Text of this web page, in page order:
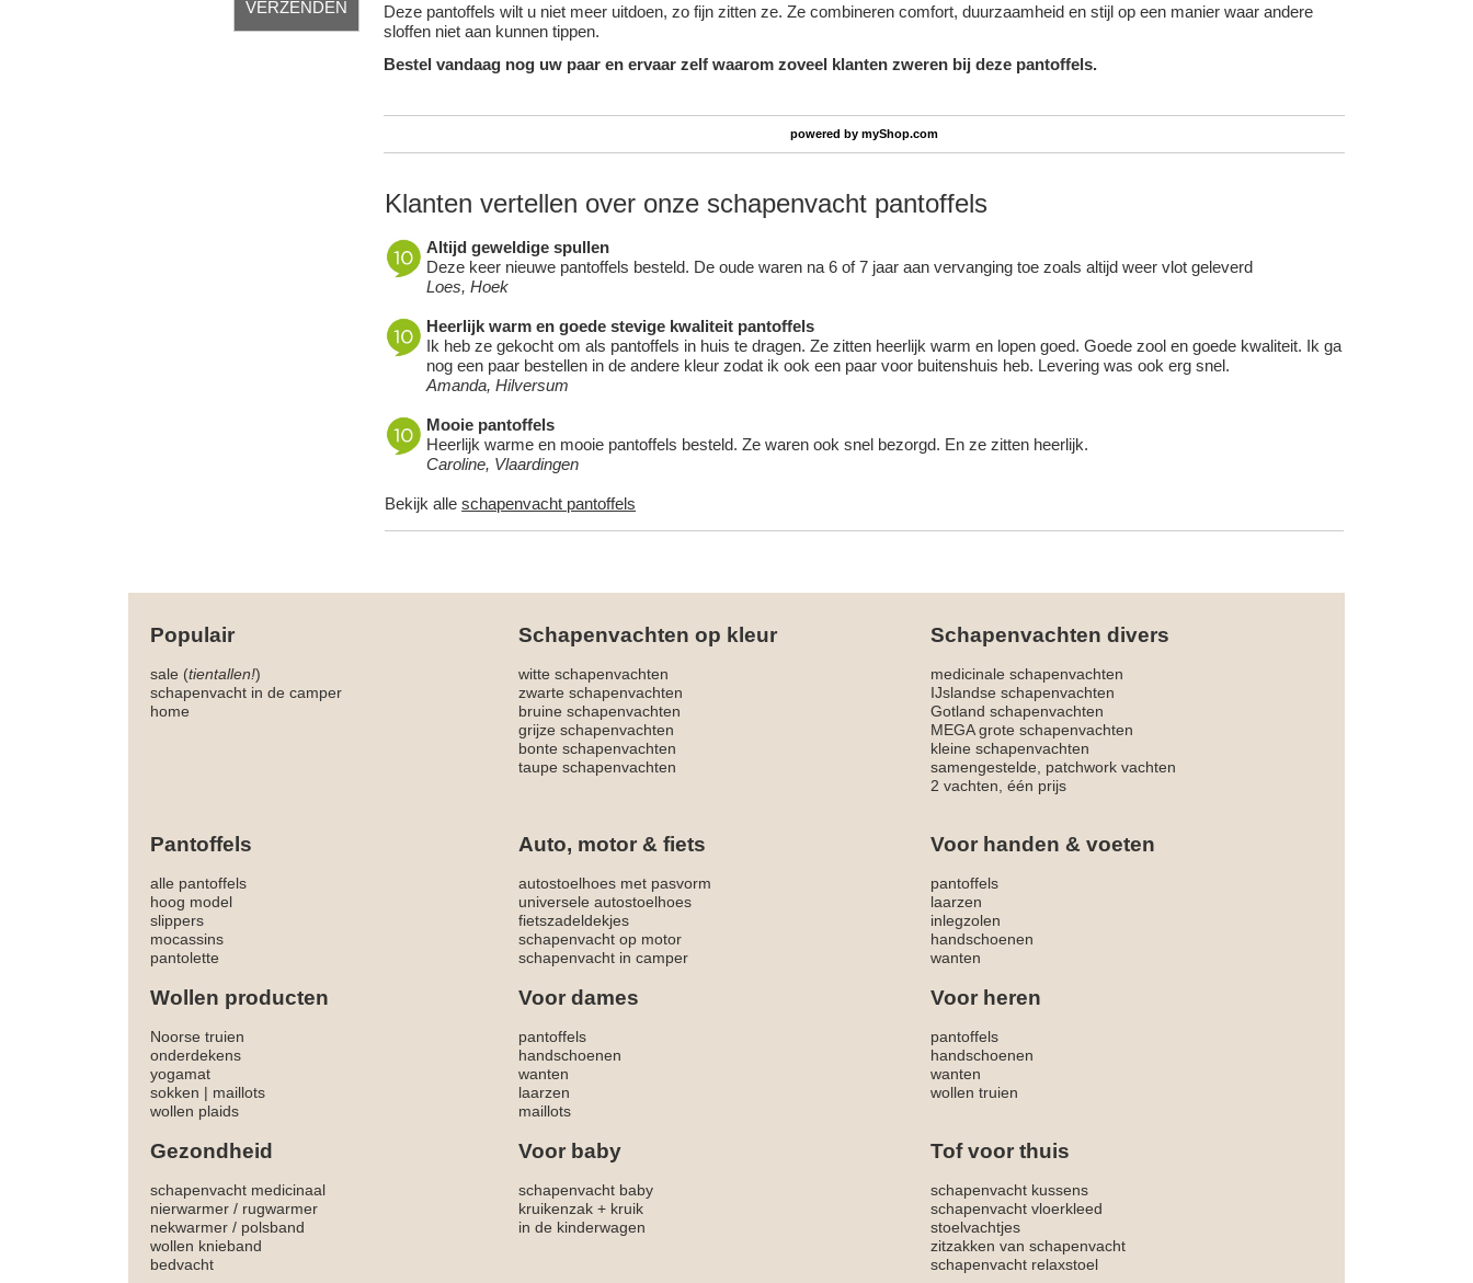
Deze pantoffels wilt u niet meer uitdoen, zo fijn zitten ze. Ze combineren comfort, duurzaamheid en stijl op een manier waar andere
sloffen niet aan kunnen tippen.
Bestel vandaag nog uw paar en ervaar zelf waarom zoveel klanten zweren bij deze pantoffels.
powered bymyShop.com
Klanten vertellen over onze schapenvacht pantoffels
Altijd geweldige spullen
Deze keer nieuwe pantoffels besteld. De oude waren na 6 of 7 jaar aan vervanging toe zoals altijd weer vlot geleverd
Loes, Hoek
Heerlijk warm en goede stevige kwaliteit pantoffels
Ik heb ze gekocht om als pantoffels in huis te dragen. Ze zitten heerlijk warm en lopen goed. Goede zool en goede kwaliteit. Ik ga
nog een paar bestellen in de andere kleur zodat ik ook een paar voor buitenshuis heb. Levering was ook erg snel.
Amanda, Hilversum
Mooie pantoffels
Heerlijk warme en mooie pantoffels besteld. Ze waren ook snel bezorgd. En ze zitten heerlijk.
Caroline, Vlaardingen
Bekijk alleschapenvacht pantoffels
Populair Schapenvachten op kleur Schapenvachten divers
sale (tientallen!) witte schapenvachten
medicinale schapenvachten
schapenvacht in de camper
zwarte schapenvachten
IJslandse schapenvachten
home
bruine schapenvachten
Gotland schapenvachten
grijze schapenvachten
MEGA grote schapenvachten
bonte schapenvachten
kleine schapenvachten
taupe schapenvachten
samengestelde, patchwork vachten
2 vachten, één prijs
Pantoffels Auto, motor & fiets Voor handen & voeten
alle pantoffels autostoelhoes met pasvorm
pantoffels
hoog model
universele autostoelhoes
laarzen
slippers
fietszadeldekjes
inlegzolen
mocassins
schapenvacht op motor
handschoenen
pantolette
schapenvacht in camper wanten
Wollen producten Voor dames Voor heren
Noorse truien pantoffels
pantoffels
onderdekens
handschoenen
handschoenen
yogamat
wanten
wanten
sokken | maillots laarzen
wollen truien
wollen plaids
maillots
Gezondheid Voor baby Tof voor thuis
schapenvacht medicinaal schapenvacht baby
schapenvacht kussens
nierwarmer / rugwarmer kruikenzak + kruik
schapenvacht vloerkleed
nekwarmer / polsband in de kinderwagen
stoelvachtjes
wollen knieband
zitzakken van schapenvacht
bedvacht
schapenvacht relaxstoel